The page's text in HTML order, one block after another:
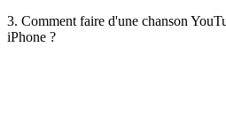
3. Comment faire d'une chanson
iPhone ?